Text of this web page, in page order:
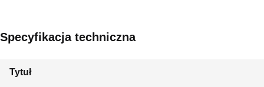
Specyfikacja techniczna
Tytuł